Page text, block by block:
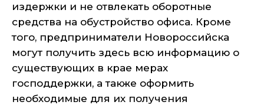
издержки и не отвлекать оборотные
средства на обустройство офиса. Кроме
того, предприниматели Новороссийска
могут получить здесь всю информацию о
существующих в крае мерах
господдержки, а также оформить
необходимые для их получения